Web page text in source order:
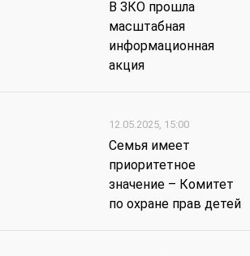
В ЗКО прошла
масштабная
информационная
акция
12.05.2025, 15:00
Семья имеет
приоритетное
значение – Комитет
по охране прав детей